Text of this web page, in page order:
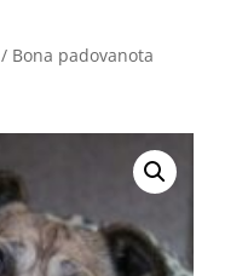
/ Bona padovanota